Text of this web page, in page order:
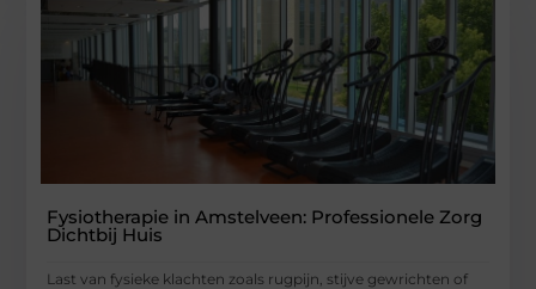
Fysiotherapie in Amstelveen: Professionele Zorg
Dichtbij Huis
Last van fysieke klachten zoals rugpijn, stijve gewrichten of